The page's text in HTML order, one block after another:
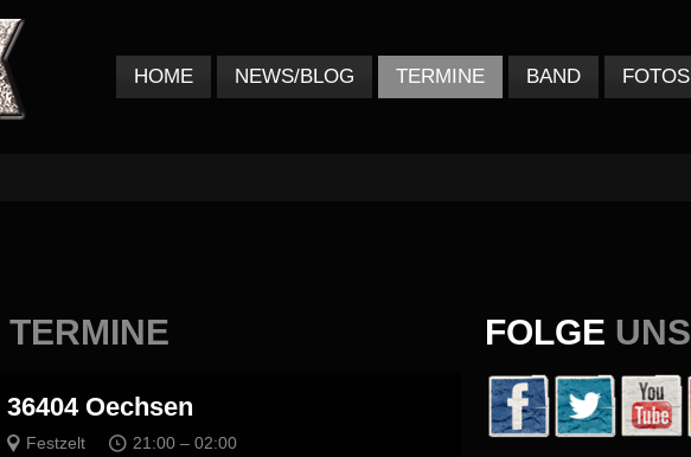
HOME NEWS/BLOG TERMINE BAND FOTOS
FOLGE UNS
TERMINE
36404 Oechsen
Festzelt
21:00 – 02:00